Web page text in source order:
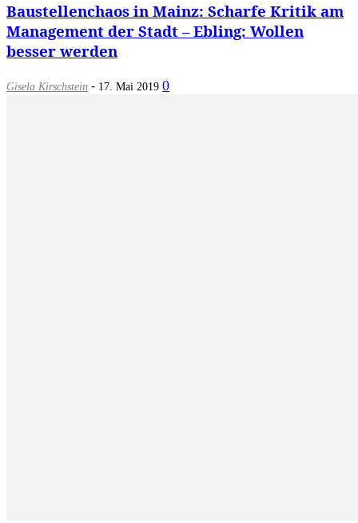
Baustellenchaos in Mainz: Scharfe Kritik am
Management der Stadt – Ebling: Wollen
besser werden
Gisela Kirschstein - 17. Mai 2019 0